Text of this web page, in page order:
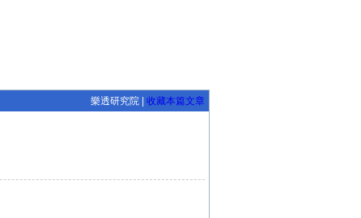
樂透研究院 | 收藏本篇文章